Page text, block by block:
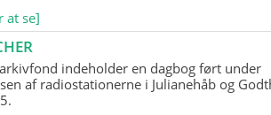
at se]
indeholder en dagbog ført under
af radiostationerne i Julianehåb og